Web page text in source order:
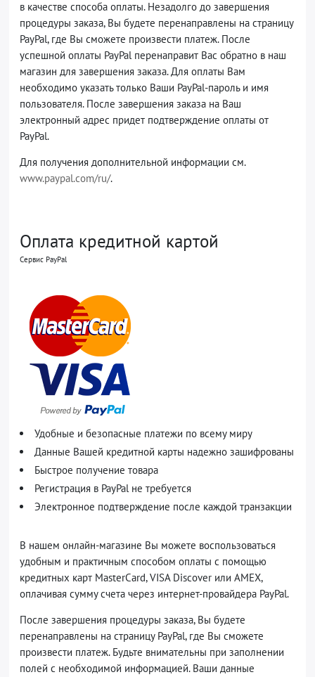
в качестве способа оплаты. Незадолго до завершения
процедуры заказа, Вы будете перенаправлены на страницу
PayPal, где Вы сможете произвести платеж. После
успешной оплаты PayPal перенаправит Вас обратно в наш
магазин для завершения заказа. Для оплаты Вам
необходимо указать только Ваши PayPal-пароль и имя
пользователя. После завершения заказа на Ваш
электронный адрес придет подтверждение оплаты от
PayPal.
Для получения дополнительной информации см.
www.paypal.com/ru/.
Оплата кредитной картой
Сервис PayPal
Удобные и безопасные платежи по всему миру
Данные Вашей кредитной карты надежно зашифрованы
Быстрое получение товара
Регистрация в PayPal не требуется
Электронное подтверждение после каждой транзакции
В нашем онлайн-магазине Вы можете воспользоваться
удобным и практичным способом оплаты с помощью
кредитных карт MasterCard, VISA Discover или AMEX,
оплачивая сумму счета через интернет-провайдера PayPal.
После завершения процедуры заказа, Вы будете
перенаправлены на страницу PayPal, где Вы сможете
произвести платеж. Будьте внимательны при заполнении
полей с необходимой информацией. Ваши данные